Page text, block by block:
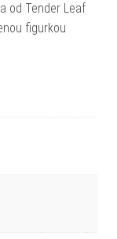
od Tender Leaf
figurkou